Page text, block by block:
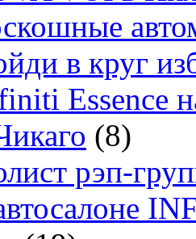
в круг
Essence
(8)
рэп-